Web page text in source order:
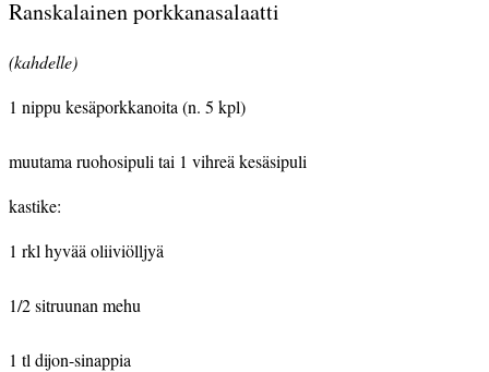
Ranskalainen porkkanasalaatti
(kahdelle)
1 nippu kesäporkkanoita (n. 5 kpl)
muutama ruohosipuli tai 1 vihreä kesäsipuli
kastike:
1 rkl hyvää oliiviölljyä
1/2 sitruunan mehu
1 tl dijon-sinappia